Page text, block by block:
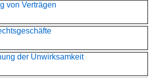
von Verträgen
der Unwirksamkeit